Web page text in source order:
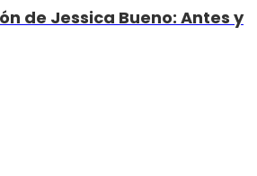
de Jessica Bueno: Antes y